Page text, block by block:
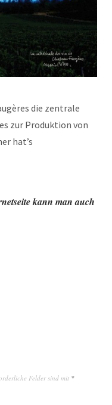
die zentrale
zur Produktion von
hat’s
kann man auch
Felder sind mit *